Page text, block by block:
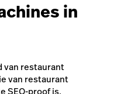
in
van restaurant
van restaurant
SEO-proof is,